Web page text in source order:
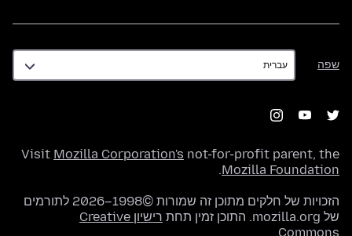
שפה
שפה
Visit Mozilla Corporation's not-for-profit parent, the
Mozilla Foundation
.
הזכויות של חלקים מתוכן זה שמורות ©1998–2026 לתורמים
של mozilla.org. התוכן זמין תחת
רישיון Creative
Commons
.